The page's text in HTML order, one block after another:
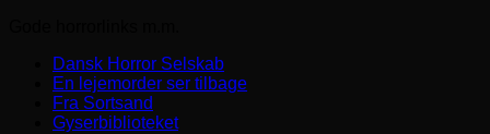
Dansk Horror Selskab
En lejemorder ser tilbage
Fra Sortsand
Gyserbiblioteket